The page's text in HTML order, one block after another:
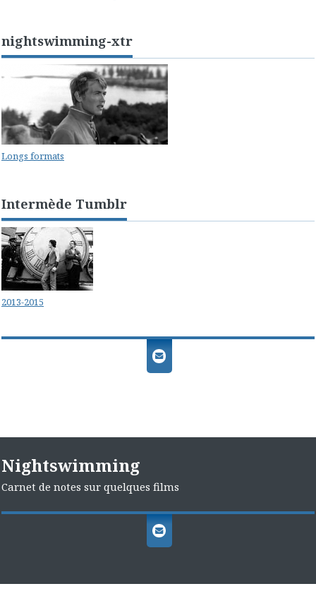
nightswimming-xtr
Longs formats
Intermède Tumblr
2013-2015
Nightswimming
Carnet de notes sur quelques films